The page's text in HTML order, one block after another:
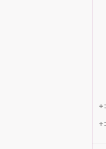
+:
+: